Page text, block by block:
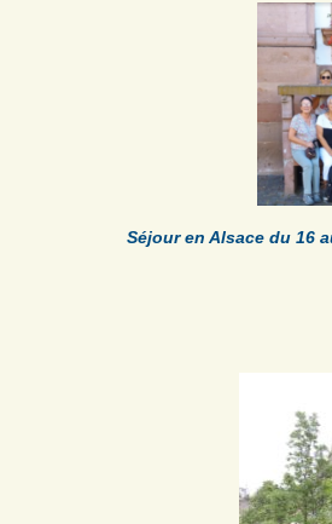
Séjour en Alsace du